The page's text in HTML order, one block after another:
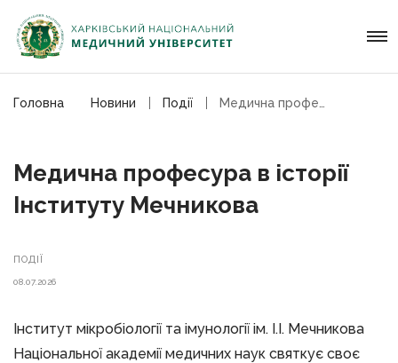
Головна Новини Події
Медична професура в історії
Інституту Мечникова
ПОДІЇ
08.07.2026
Інститут мікробіології та імунології ім. І.І. Мечникова
Національної академії медичних наук святкує своє